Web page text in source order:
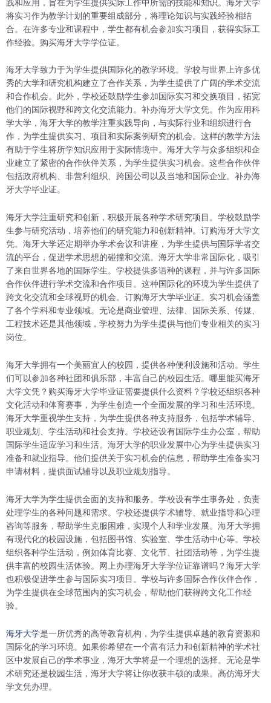
践和应用，旨在为学生提供实际工作中所需的技能和知识。海牙大学
将实习作为教学计划的重要组成部分，将理论知识与实践经验相结
合。在许多专业和课程中，学生都有机会参加实习项目，获得实际工
作经验。购买海牙大学学位证。
海牙大学致力于为学生提供国际化的教学环境。学校与世界上许多优
秀的大学和研究机构建立了合作关系，为学生提供了广阔的学术交流
和合作机会。此外，学校还鼓励学生参加国际实习和交换项目，拓宽
他们的国际视野和跨文化交流能力。补办海牙大学文凭。作为应用科
学大学，海牙大学的教学注重实践导向，与实际行业和组织进行合
作，为学生提供实习、项目和实际案例研究的机会。这样的教学方法
有助于学生将所学知识应用于实际情境中。海牙大学与众多组织和企
业建立了紧密的合作伙伴关系，为学生提供实习机会。这些合作伙伴
包括政府机构、非营利组织、跨国公司以及当地和国际企业。补办海
牙大学毕业证。
海牙大学注重研究和创新，积极开展各种学术研究项目。学校鼓励学
生参与研究活动，培养他们的研究能力和创新精神。订购海牙大学文
凭。海牙大学还定期举办学术会议和讲座，为学生提供与国际学者交
流的平台，促进学术思想的碰撞和交流。海牙大学非常国际化，吸引
了来自世界各地的国际学生。学校提供多语种的课程，并与许多国际
合作伙伴进行学术交流和合作项目。这种国际化的环境为学生提供了
跨文化交流和全球视野的机会。订购海牙大学毕业证。实习机会涵盖
了各个学科和专业领域。无论是商业管理、法律、国际关系、传媒、
工程技术还是其他领域，学校努力为学生提供与他们专业相关的实习
岗位。
海牙大学拥有一个美丽宜人的校园，提供各种便利设施和活动。学生
们可以参加各种社团和俱乐部，丰富自己的校园生活。哪里能买海牙
大学文凭？购买海牙大学毕业证需要提供什么资料？学校还组织各种
文化活动和体育赛事，为学生创造一个全面发展的学习和生活环境。
海牙大学重视学生支持，为学生提供各种支持服务，包括学术辅导、
职业规划、学生活动和社会支持。学校还设有国际学生办公室，帮助
国际学生适应学习和生活。海牙大学的职业发展中心为学生提供实习
准备和就业指导。他们提供关于实习机会的信息，帮助学生准备实习
申请材料，提供面试辅导以及职业规划指导。
海牙大学为学生提供全面的支持和服务。学校设有学生事务处，负责
处理学生的各种问题和需求。学校还提供学术辅导、就业指导和心理
咨询等服务，帮助学生克服困难，实现个人和学业发展。海牙大学拥
有现代化的校园设施，包括图书馆、实验室、学生活动中心等。学校
组织各种学生活动，例如体育比赛、文化节、社团活动等，为学生提
供丰富的校园生活体验。网上办理海牙大学学位证靠谱吗？海牙大学
也积极促进学生参与国际实习项目。学校与许多国际合作伙伴合作，
为学生提供在全球范围内的实习机会，帮助他们获得跨文化工作经
验。
海牙大学是一所优秀的高等教育机构，为学生提供卓越的教育资源和
国际化的学习环境。如果你希望在一个富有活力和创新精神的学术社
区中发展自己的学术事业，海牙大学将是一个理想的选择。无论是学
术研究还是校园生活，海牙大学将让你收获丰硕的成果。高仿海牙大
学文凭办理。